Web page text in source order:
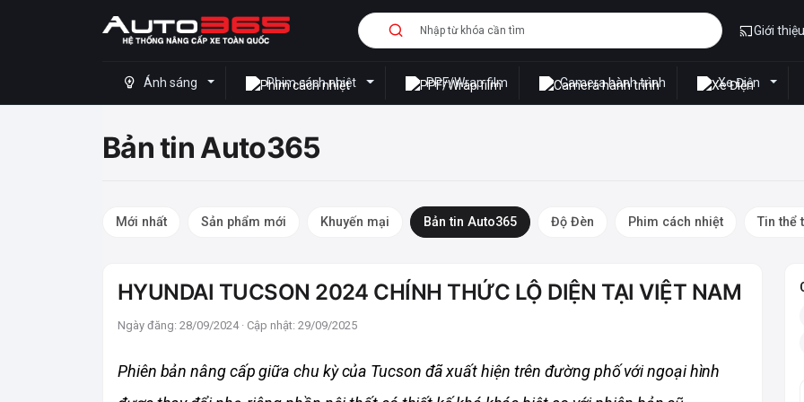
Giới thiệu
Ánh sáng Phim cách nhiệt PPF/Wrap film Camera hành trình Xe Điện
Bản tin Auto365
Mới nhất Sản phẩm mới Khuyến mại Bản tin Auto365 Độ Đèn Phim cách nhiệt Tin thể
HYUNDAI TUCSON 2024 CHÍNH THỨC LỘ DIỆN TẠI VIỆT NAM
Ngày đăng: 28/09/2024 · Cập nhật: 29/09/2025
Phiên bản nâng cấp giữa chu kỳ của Tucson đã xuất hiện trên đường phố với ngoại hình